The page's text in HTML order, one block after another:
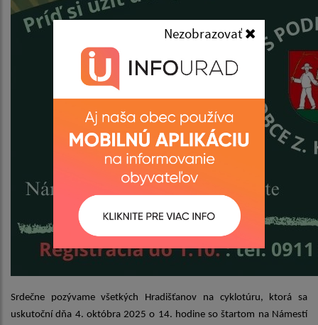
Nezobrazovať
Srdečne pozývame všetkých Hradišťanov na cyklotúru, ktorá sa
uskutoční dňa 4. októbra 2025 o 14. hodine so štartom na Námestí